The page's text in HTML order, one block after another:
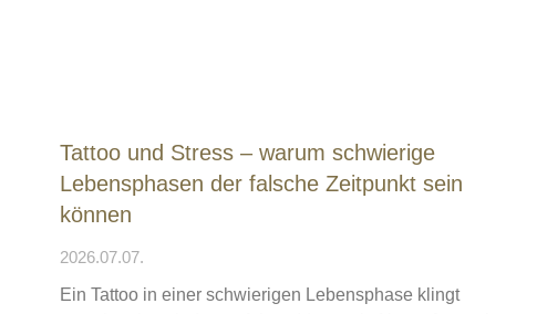
Tattoo und Stress – warum schwierige
Lebensphasen der falsche Zeitpunkt sein
können
2026.07.07.
Ein Tattoo in einer schwierigen Lebensphase klingt